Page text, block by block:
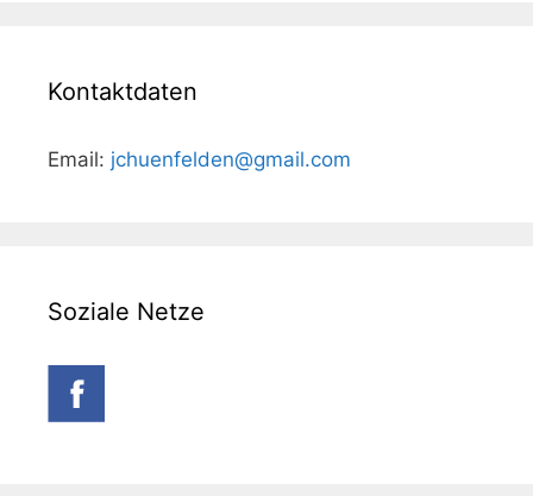
Kontaktdaten
Email: jchuenfelden@gmail.com
Soziale Netze